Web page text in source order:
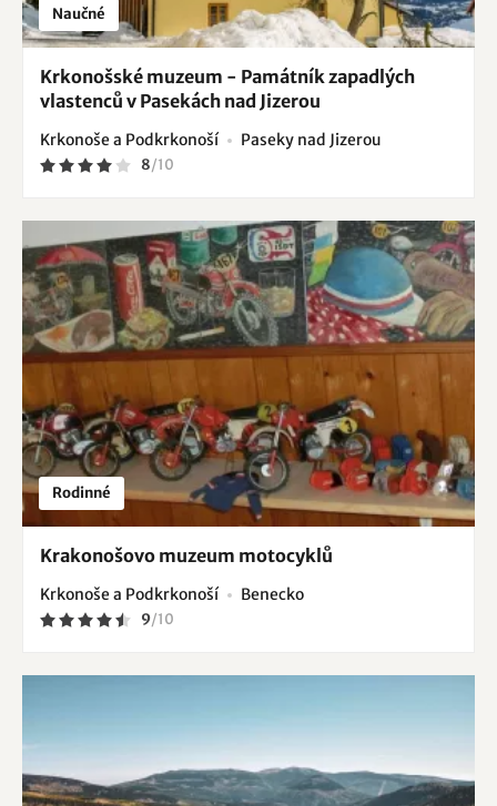
Naučné
Krkonošské muzeum - Památník zapadlých
vlastenců v Pasekách nad Jizerou
Krkonoše a Podkrkonoší Paseky nad Jizerou
8/10
Rodinné
Krakonošovo muzeum motocyklů
Krkonoše a Podkrkonoší Benecko
9/10